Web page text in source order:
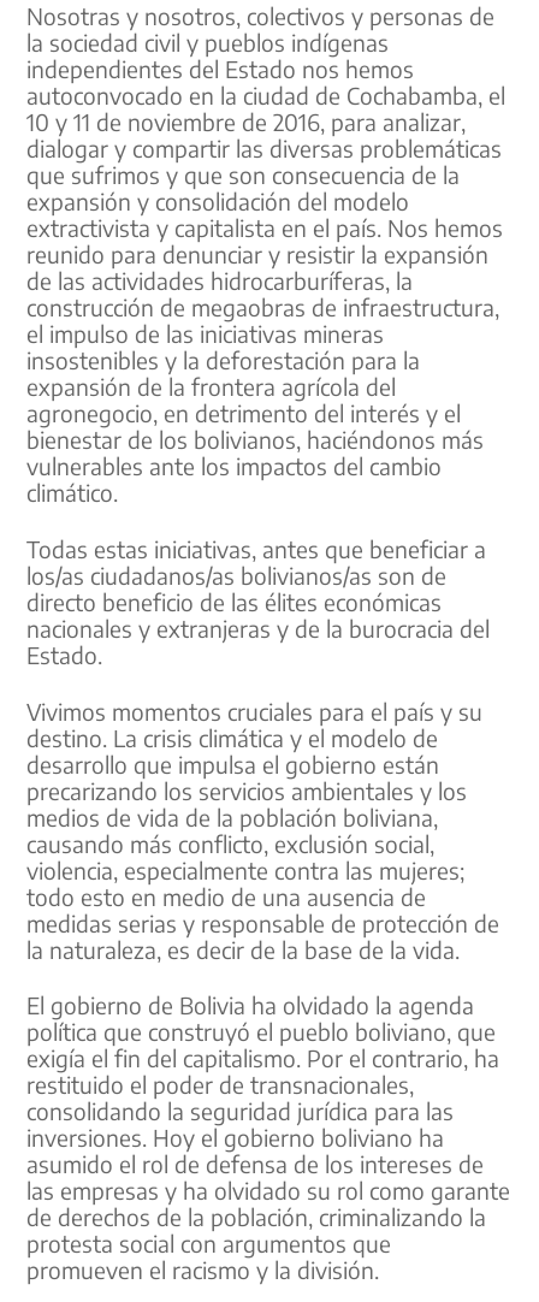
Nosotras y nosotros, colectivos y personas de
la sociedad civil y pueblos indígenas
independientes del Estado nos hemos
autoconvocado en la ciudad de Cochabamba, el
10 y 11 de noviembre de 2016, para analizar,
dialogar y compartir las diversas problemáticas
que sufrimos y que son consecuencia de la
expansión y consolidación del modelo
extractivista y capitalista en el país. Nos hemos
reunido para denunciar y resistir la expansión
de las actividades hidrocarburíferas, la
construcción de megaobras de infraestructura,
el impulso de las iniciativas mineras
insostenibles y la deforestación para la
expansión de la frontera agrícola del
agronegocio, en detrimento del interés y el
bienestar de los bolivianos, haciéndonos más
vulnerables ante los impactos del cambio
climático.
Todas estas iniciativas, antes que beneficiar a
los/as ciudadanos/as bolivianos/as son de
directo beneficio de las élites económicas
nacionales y extranjeras y de la burocracia del
Estado.
Vivimos momentos cruciales para el país y su
destino. La crisis climática y el modelo de
desarrollo que impulsa el gobierno están
precarizando los servicios ambientales y los
medios de vida de la población boliviana,
causando más conflicto, exclusión social,
violencia, especialmente contra las mujeres;
todo esto en medio de una ausencia de
medidas serias y responsable de protección de
la naturaleza, es decir de la base de la vida.
El gobierno de Bolivia ha olvidado la agenda
política que construyó el pueblo boliviano, que
exigía el fin del capitalismo. Por el contrario, ha
restituido el poder de transnacionales,
consolidando la seguridad jurídica para las
inversiones. Hoy el gobierno boliviano ha
asumido el rol de defensa de los intereses de
las empresas y ha olvidado su rol como garante
de derechos de la población, criminalizando la
protesta social con argumentos que
promueven el racismo y la división.